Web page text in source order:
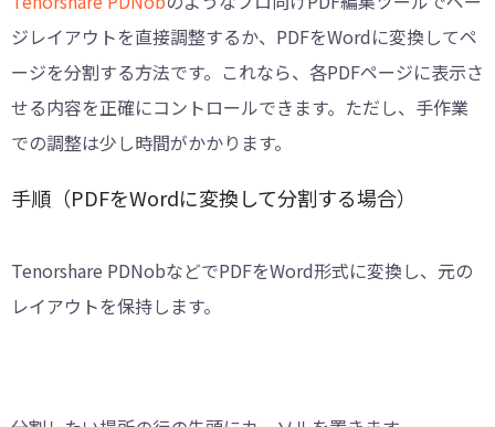
ジレイアウトを直接調整するか、PDFをWordに変換してペ
ージを分割する方法です。これなら、各PDFページに表示さ
せる内容を正確にコントロールできます。ただし、手作業
での調整は少し時間がかかります。
手順（PDFをWordに変換して分割する場合）
Tenorshare PDNobなどでPDFをWord形式に変換し、元の
レイアウトを保持します。